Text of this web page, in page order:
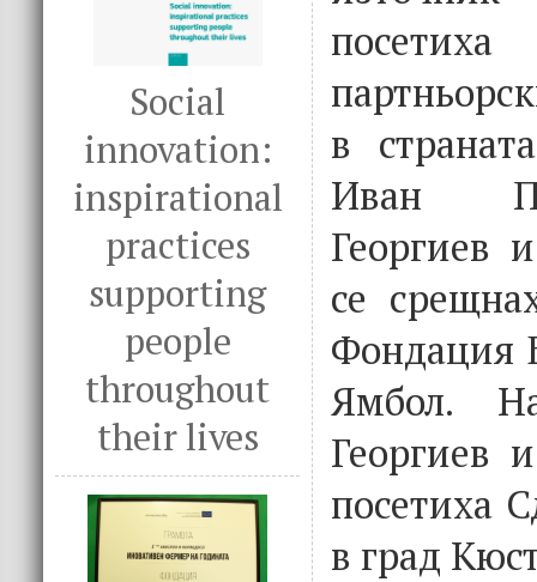
Social
innovation:
inspirational
practices
supporting
people
throughout
their lives
в
Иван
Георгиев
се
Фондация
Ямбол.
Георгиев
посетиха
в град